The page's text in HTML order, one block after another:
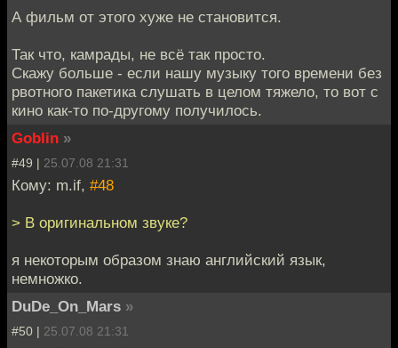
А фильм от этого хуже не становится.
Так что, камрады, не всё так просто.
Скажу больше - если нашу музыку того времени без
рвотного пакетика слушать в целом тяжело, то вот с
кино как-то по-другому получилось.
Goblin »
#49 | 25.07.08 21:31
Кому: m.if, #48
> В оригинальном звуке?
я некоторым образом знаю английский язык,
немножко.
DuDe_On_Mars »
#50 | 25.07.08 21:31